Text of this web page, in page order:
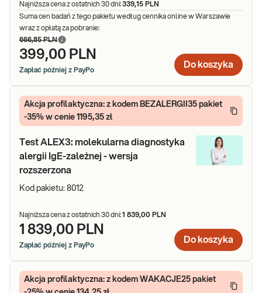
Najniższa cena z ostatnich 30 dni:339,15 PLN
Suma cen badań z tego pakietu według cennika online w Warszawie
wraz z opłatą za pobranie:
666,85 PLN
399,00 PLN
Zapłać później z PayPo
Do koszyka
Akcja profilaktyczna: z kodem BEZALERGII35 pakiet
-35% w cenie 1195,35 zł
Test ALEX3: molekularna diagnostyka
alergii IgE-zależnej - wersja
rozszerzona
Kod pakietu: 8012
Najniższa cena z ostatnich 30 dni:1 839,00 PLN
1 839,00 PLN
Zapłać później z PayPo
Do koszyka
Akcja profilaktyczna: z kodem WAKACJE25 pakiet